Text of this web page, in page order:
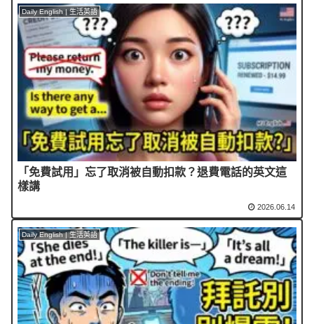
Daily English | 生活英語
「免費試用」忘了取消被自動扣款？退費電話的英文這
樣講
2026.06.14
Daily English | 生活英語